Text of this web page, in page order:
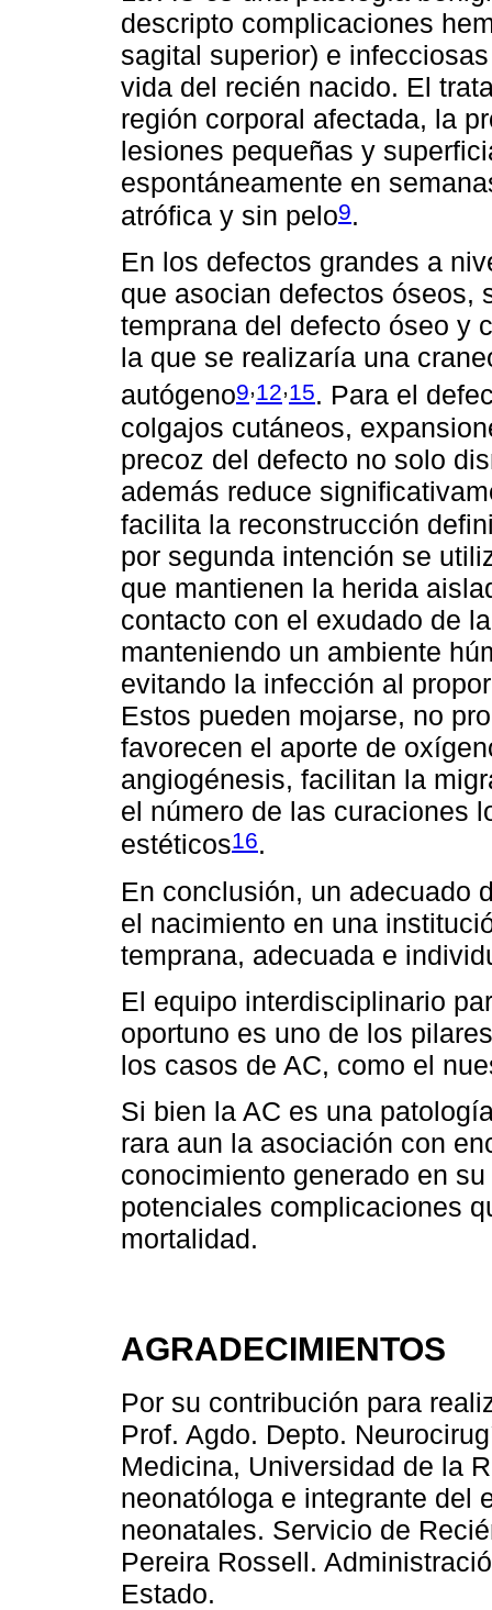
descripto complicaciones
sagital superior) e
vida del recién nacido. El
región corporal afectada, la
lesiones pequeñas y
espontáneamente en
atrófica y sin pelo9.
En los defectos grandes a
que asocian defectos óseos,
temprana del defecto óseo y
la que se realizaría una
autógeno9,12,15. Para el
colgajos cutáneos,
precoz del defecto no solo
además reduce
facilita la reconstrucción
por segunda intención se
que mantienen la herida
contacto con el exudado de
manteniendo un ambiente
evitando la infección al
Estos pueden mojarse, no
favorecen el aporte de
angiogénesis, facilitan la
el número de las curaciones
estéticos16.
En conclusión, un adecuado
el nacimiento en una
temprana, adecuada e
El equipo interdisciplinario
oportuno es uno de los
los casos de AC, como el
Si bien la AC es una
rara aun la asociación con
conocimiento generado en
potenciales complicaciones
mortalidad.
AGRADECIMIENTOS
Por su contribución para
Prof. Agdo. Depto.
Medicina, Universidad de la
neonatóloga e integrante del
neonatales. Servicio de
Pereira Rossell.
Estado.